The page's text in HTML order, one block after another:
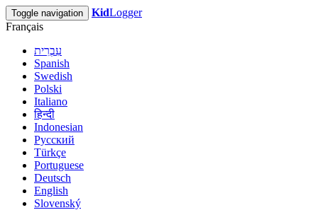
Toggle navigation KidLogger
Français
עִבְרִית
Spanish
Swedish
Polski
Italiano
हिन्दी
Indonesian
Русский
Türkçe
Portuguese
Deutsch
English
Slovenský